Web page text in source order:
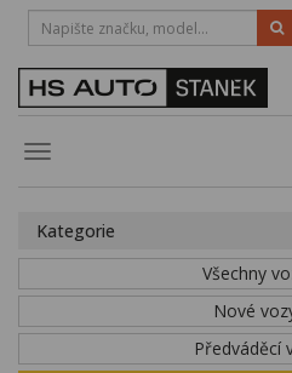
Toggle
HOTLINE:
STRAKONICE-383
Obytné vozy
Kategorie
Všechny
Nové
Předváděcí